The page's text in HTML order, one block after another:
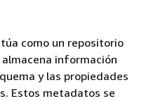
como un repositorio
información
y las propiedades
Estos metadatos se